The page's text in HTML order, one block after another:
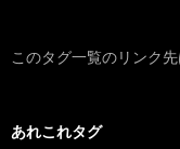
このタグ一覧のリンク
あれこれタグ